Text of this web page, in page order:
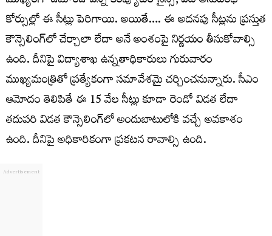
కోర్సుల్లో ఈ సీట్లు పెరిగాయి. అయితే…. ఈ అదనపు సీట్లను ప్రస్తుత
కౌన్సెలింగ్‌లో చేర్చాలా లేదా అనే అంశంపై నిర్ణయం తీసుకోవాల్సి
ఉంది. దీనిపై విద్యాశాఖ ఉన్నతాధికారులు గురువారం
ముఖ్యమంత్రితో ప్రత్యేకంగా సమావేశమై చర్చించనున్నారు. సీఎం
ఆమోదం తెలిపితే ఈ 15 వేల సీట్లు కూడా రెండో విడత లేదా
తదుపరి విడత కౌన్సెలింగ్‌లో అందుబాటులోకి వచ్చే అవకాశం
ఉంది. దీనిపై అధికారికంగా ప్రకటన రావాల్సి ఉంది.